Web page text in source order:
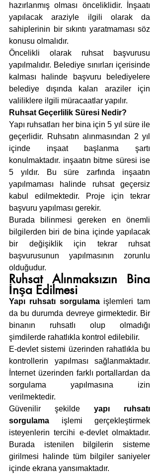
hazırlanmış olması önceliklidir. İnşaatı
yapılacak araziyle ilgili olarak da
sahiplerinin bir sıkıntı yaratmaması söz
konusu olmalıdır.
Öncelikli olarak ruhsat başvurusu
yapılmalıdır. Belediye sınırları içerisinde
kalması halinde başvuru belediyelere
belediye dışında kalan araziler için
valiliklere ilgili müracaatlar yapılır.
Ruhsat Geçerlilik Süresi Nedir?
Yapı ruhsatları her bina için 5 yıl süre ile
geçerlidir. Ruhsatın alınmasından 2 yıl
içinde inşaat başlanma şartı
konulmaktadır. inşaatın bitme süresi ise
5 yıldır. Bu süre zarfında inşaatın
yapılmaması halinde ruhsat geçersiz
kabul edilmektedir. Proje için tekrar
başvuru yapılması gerekir.
Burada bilinmesi gereken en önemli
bilgilerden biri de bina içinde yapılacak
bir değişiklik için tekrar ruhsat
başvurusunun yapılmasının zorunlu
olduğudur.
Ruhsat Alınmaksızın Bina
İnşa Edilmesi
Yapı ruhsatı sorgulama işlemleri tam
da bu durumda devreye girmektedir. Bir
binanın ruhsatlı olup olmadığı
şimdilerde rahatlıkla kontrol edilebilir.
E-devlet sistemi üzerinden rahatlıkla bu
kontrollerin yapılması sağlanmaktadır.
İnternet üzerinden farklı portallardan da
sorgulama yapılmasına izin
verilmektedir.
Güvenilir şekilde yapı ruhsatı
sorgulama işlemi gerçekleştirmek
isteyenlerin tercihi e-devlet olmaktadır.
Burada istenilen bilgilerin sisteme
girilmesi halinde tüm bilgiler saniyeler
içinde ekrana yansımaktadır.